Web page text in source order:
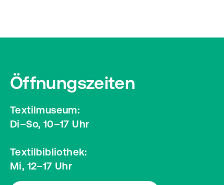
Öffnungszeiten
Textilmuseum:
Di–So, 10–17 Uhr
Textilbibliothek:
Mi, 12–17 Uhr